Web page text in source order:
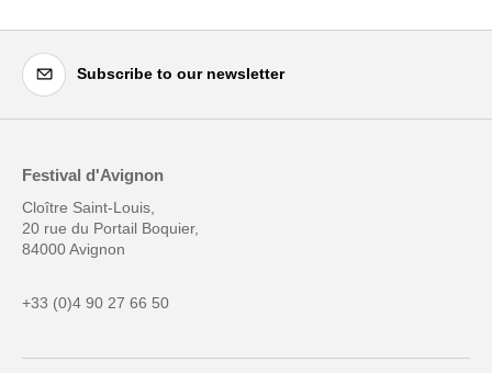
Subscribe to our newsletter
Festival d'Avignon
Cloître Saint-Louis,
20 rue du Portail Boquier,
84000 Avignon
+33 (0)4 90 27 66 50